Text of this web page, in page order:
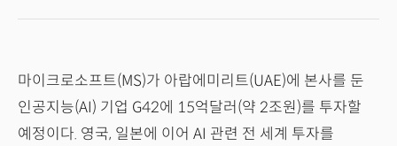
마이크로소프트(MS)가 아랍에미리트(UAE)에 본사를 둔
인공지능(AI) 기업 G42에 15억달러(약 2조원)를 투자할
예정이다. 영국, 일본에 이어 AI 관련 전 세계 투자를